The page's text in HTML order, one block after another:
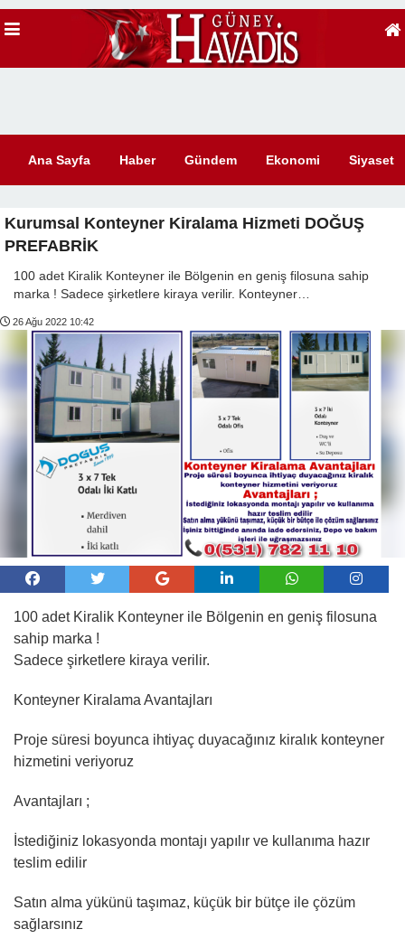
Ana Sayfa Haber Gündem Ekonomi Siyaset
Kurumsal Konteyner Kiralama Hizmeti DOĞUŞ
PREFABRİK
100 adet Kiralik Konteyner ile Bölgenin en geniş filosuna sahip
marka ! Sadece şirketlere kiraya verilir. Konteyner…
26 Ağu 2022 10:42
100 adet Kiralik Konteyner ile Bölgenin en geniş filosuna
sahip marka !
Sadece şirketlere kiraya verilir.
Konteyner Kiralama Avantajları
Proje süresi boyunca ihtiyaç duyacağınız kiralık konteyner
hizmetini veriyoruz
Avantajları ;
İstediğiniz lokasyonda montajı yapılır ve kullanıma hazır
teslim edilir
Satın alma yükünü taşımaz, küçük bir bütçe ile çözüm
sağlarsınız